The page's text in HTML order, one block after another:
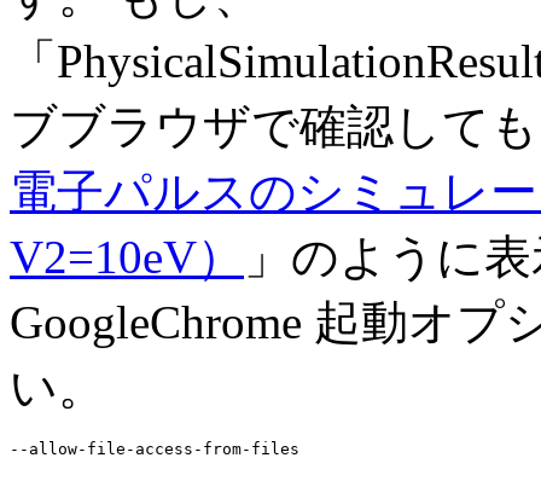
「
ブブラウザで確認して
電子パルスのシミュレ
V2=10eV）
」のように
GoogleChrome 起動オ
い。